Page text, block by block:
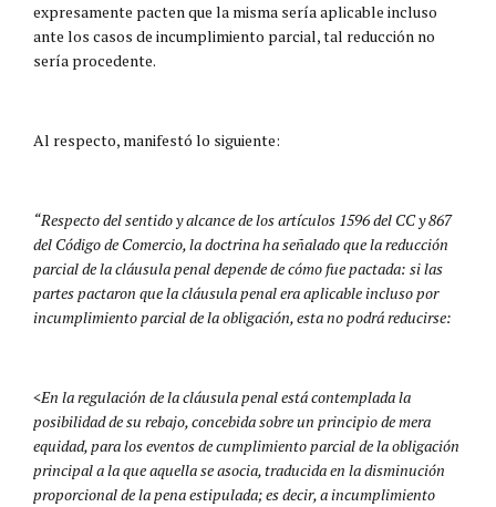
expresamente pacten que la misma sería aplicable incluso
ante los casos de incumplimiento parcial, tal reducción no
sería procedente.
Al respecto, manifestó lo siguiente:
“Respecto del sentido y alcance de los artículos 1596 del CC y 867
del Código de Comercio, la doctrina ha señalado que la reducción
parcial de la cláusula penal depende de cómo fue pactada: si las
partes pactaron que la cláusula penal era aplicable incluso por
incumplimiento parcial de la obligación, esta no podrá reducirse:
<En la regulación de la cláusula penal está contemplada la
posibilidad de su rebajo, concebida sobre un principio de mera
equidad, para los eventos de cumplimiento parcial de la obligación
principal a la que aquella se asocia, traducida en la disminución
proporcional de la pena estipulada; es decir, a incumplimiento